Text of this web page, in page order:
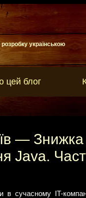
українською
цей блог
—
Java.
сучасному IT-